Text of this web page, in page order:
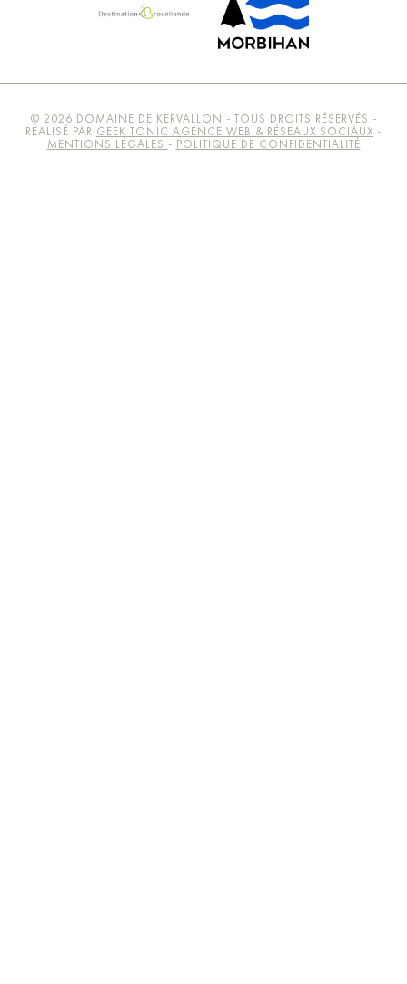
© 2026 DOMAINE DE KERVALLON - TOUS DROITS RÉSERVÉS -
RÉALISÉ PAR GEEK TONIC AGENCE WEB & RÉSEAUX SOCIAUX -
MENTIONS LÉGALES - POLITIQUE DE CONFIDENTIALITÉ